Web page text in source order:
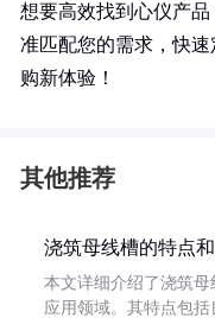
想要高效找到心仪产
准匹配您的需求，快
购新体验！
其他推荐
浇筑母线槽的特点
本文详细介绍了浇筑母
应用领域。其特点包括